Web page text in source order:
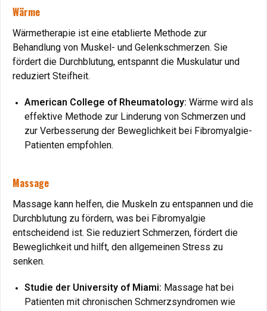
Beschwerden.
Dekubitus (Druckgeschwüre)
Bei Menschen, die lange liegen müssen, kann das Gelbett
helfen, Druckgeschwüre zu vermeiden, indem es den
Vorteil: Druckfreie Lagerung schützt gefährdete
Hautstellen.
Schwangerschaft und Erholung nach der Geburt
Schlafprobleme in der Schwangerschaft
Während der Schwangerschaft sorgt das Gelbett für eine
komfortable Lagerung des Rückens und entlastet den
wachsenden Bauch.
Vorteil: Erholsamer Schlaf trotz körperlicher
Veränderungen.
Regeneration nach der Geburt
Wärme
Wärmetherapie ist eine etablierte Methode zur
Behandlung von Muskel- und Gelenkschmerzen. Sie
fördert die Durchblutung, entspannt die Muskulatur und
reduziert Steifheit.
American College of Rheumatology: Wärme wird als
effektive Methode zur Linderung von Schmerzen und
zur Verbesserung der Beweglichkeit bei Fibromyalgie-
Patienten empfohlen.
Massage
Massage kann helfen, die Muskeln zu entspannen und die
Durchblutung zu fördern, was bei Fibromyalgie
entscheidend ist. Sie reduziert Schmerzen, fördert die
Beweglichkeit und hilft, den allgemeinen Stress zu
senken.
Studie der University of Miami: Massage hat bei
Patienten mit chronischen Schmerzsyndromen wie